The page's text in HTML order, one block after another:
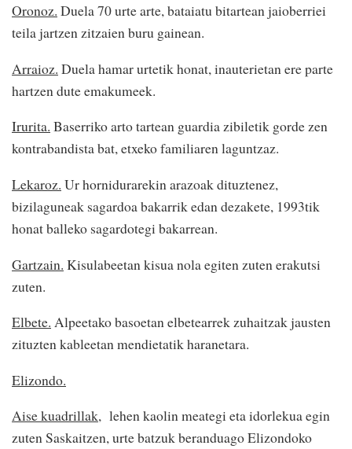
Oronoz. Duela 70 urte arte, bataiatu bitartean jaioberriei
teila jartzen zitzaien buru gainean.
Arraioz. Duela hamar urtetik honat, inauterietan ere parte
hartzen dute emakumeek.
Irurita. Baserriko arto tartean guardia zibiletik gorde zen
kontrabandista bat, etxeko familiaren laguntzaz.
Lekaroz. Ur hornidurarekin arazoak dituztenez,
bizilaguneak sagardoa bakarrik edan dezakete, 1993tik
honat balleko sagardotegi bakarrean.
Gartzain. Kisulabeetan kisua nola egiten zuten erakutsi
zuten.
Elbete. Alpeetako basoetan elbetearrek zuhaitzak jausten
zituzten kableetan mendietatik haranetara.
Elizondo.
Aise kuadrillak, lehen kaolin meategi eta idorlekua egin
zuten Saskaitzen, urte batzuk beranduago Elizondoko